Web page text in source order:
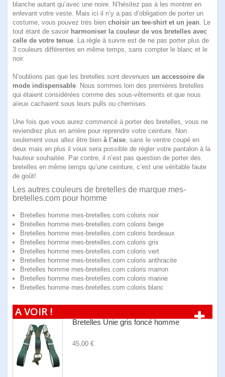
blanche autant qu’avec une noire. N’hésitez pas à les montrer en
enlevant votre veste. Mais ici il n’y a pas d’obligation de porter un
costume, vous pouvez très bien choisir un tee-shirt et un jean. Le
tout étant de savoir harmoniser la couleur de vos bretelles avec
celle de votre tenue. La règle à suivre est de ne pas porter plus de
3 couleurs différentes en même temps, sans compter le blanc et le
noir.
N’oublions pas que les bretelles sont devenues un accessoire de
mode indispensable. Nous sommes loin des premières bretelles
qui étaient considérées comme des sous-vêtements et que nous
aïeux cachaient sous leurs pulls ou chemises.
Une fois que vous aurez commencé à porter des bretelles, vous ne
reviendrez plus en arrière pour reprendre votre ceinture. Non
seulement vous allez être bien à l’aise, sans le ventre coupé en
deux mais en plus il vous sera possible de régler votre pantalon à la
hauteur souhaitée. Par contre, il n’est pas question de porter des
bretelles en même temps qu’une ceinture, c’est une véritable faute
de goût!
Les autres couleurs de bretelles de marque mes-
bretelles.com pour homme
Bretelles homme mes-bretelles.com coloris noir
Bretelles homme mes-bretelles.com coloris beige
Bretelles homme mes-bretelles.com coloris bordeaux
Bretelles homme mes-bretelles.com coloris gris
Bretelles homme mes-bretelles.com coloris vert
Bretelles homme mes-bretelles.com coloris anthracite
Bretelles homme mes-bretelles.com coloris marron
Bretelles homme mes-bretelles.com coloris marine
Bretelles homme mes-bretelles.com coloris blanc
A VOIR !
Bretelles Unie gris foncé homme
45,00 €